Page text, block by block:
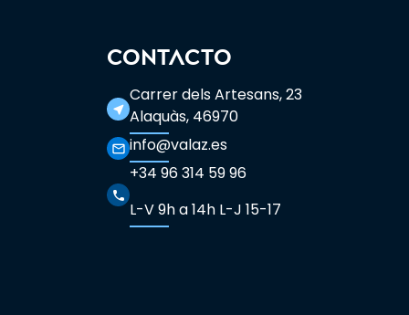
CONTACTO
near_me
Carrer dels Artesans, 23
Alaquàs, 46970
mail_outline info@valaz.es
phone
+34 96 314 59 96
L-V 9h a 14h L-J 15-17